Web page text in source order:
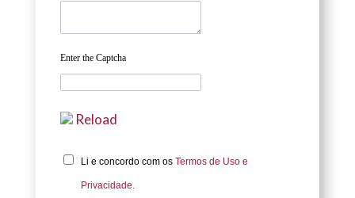
Enter the Captcha
Reload
Li e concordo com os Termos de Uso e
Privacidade.